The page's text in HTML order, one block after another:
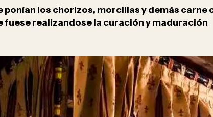
los chorizos, morcillas y demás carne
fuese realizandose la curación y maduración